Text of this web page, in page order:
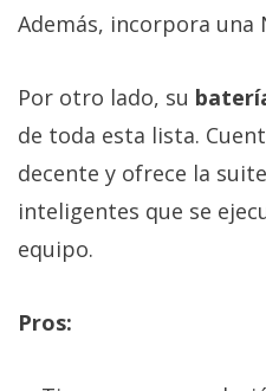
Además, incorpora una
Por otro lado, su
de toda esta lista.
decente y ofrece la
inteligentes que se
equipo.
Pros: